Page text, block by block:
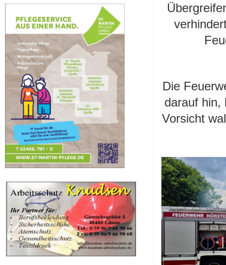
Die
darauf hin,
Vorsicht